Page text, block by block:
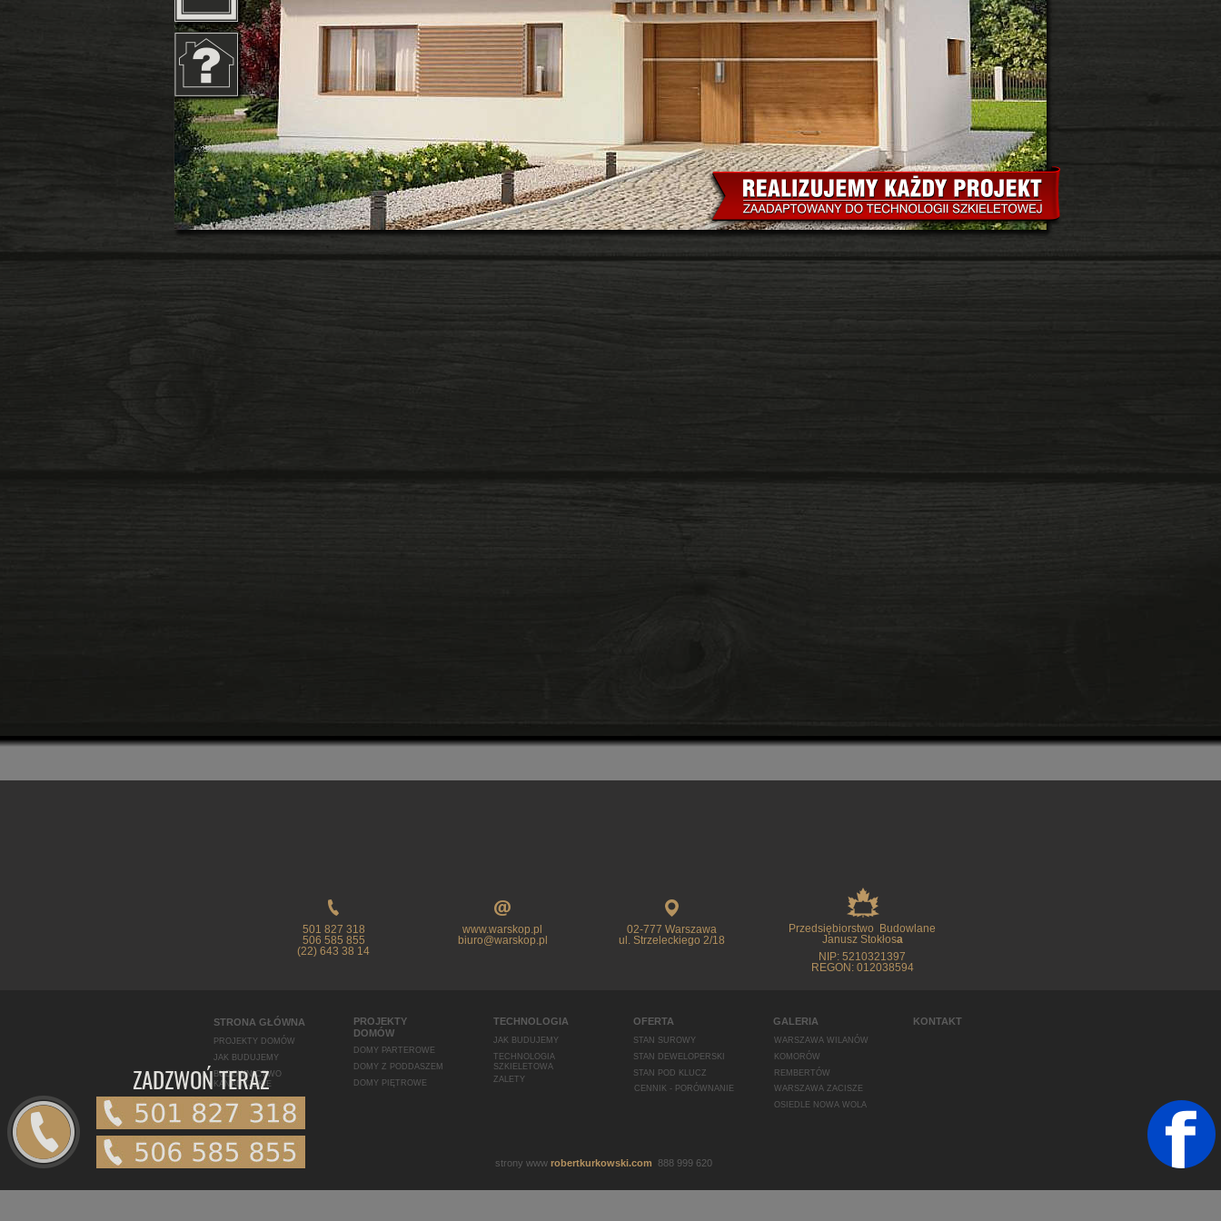
ZADZWOŃ TERAZ
501 827 318
506 585 855
(22) 643 38 14
www.warskop.pl
biuro@warskop.pl
02-777 Warszawa
ul. Strzeleckiego 2/18
Przedsiębiorstwo Budowlane
Janusz Stokłosa
NIP: 5210321397
REGON: 012038594
STRONA GŁÓWNA
PROJEKTY DOMÓW
JAK BUDUJEMY
BUDOWNICTWO
KANADYJSKIE
PROJEKTY
DOMÓW
DOMY PARTEROWE
DOMY Z PODDASZEM
DOMY PIĘTROWE
TECHNOLOGIA
JAK BUDUJEMY
TECHNOLOGIA
SZKIELETOWA
ZALETY
OFERTA
STAN SUROWY
STAN DEWELOPERSKI
STAN POD KLUCZ
CENNIK - PORÓWNANIE
GALERIA
WARSZAWA WILANÓW
KOMORÓW
REMBERTÓW
WARSZAWA ZACISZE
OSIEDLE NOWA WOLA
KONTAKT
strony www robertkurkowski.com 888 999 620